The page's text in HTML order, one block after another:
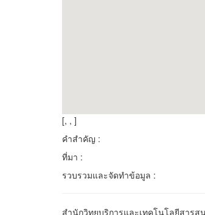
[, , ]
คำสำคัญ :
ที่มา :
รวบรวมและจัดทำข้อมูล :
สำนักวิทยบริการและเทคโนโลยีสารส